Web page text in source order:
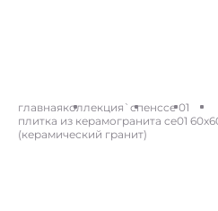
главнаяколлекция `спенсce 01
плитка из керамогранита ce01
(керамический гранит)